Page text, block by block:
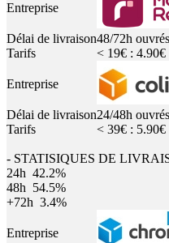
Entreprise
Délai de livraison48/72h ouvrés
Tarifs
< 19€ :
Entreprise
Délai de livraison24/48h ouvrés
Tarifs
< 39€ :
- STATISIQUES DE
24h 42.2%
48h 54.5%
+72h 3.4%
Entreprise